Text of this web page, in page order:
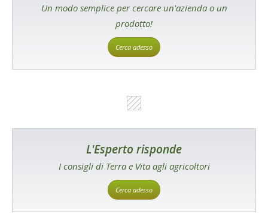
Un modo semplice per cercare un'azienda o un
prodotto!
Cerca adesso
L'Esperto risponde
I consigli di Terra e Vita agli agricoltori
Cerca adesso